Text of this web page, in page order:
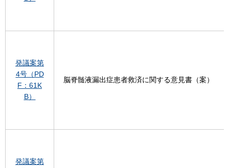
発議案第
4号（PD
F：61K
B）
脳脊髄液漏出症患者救済に関する意見書（案）
発議案第